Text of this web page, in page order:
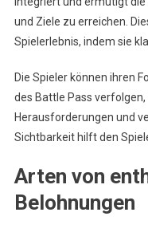
und Ziele zu erreichen.
Spielerlebnis, indem sie
Die Spieler können ihren
des Battle Pass
Herausforderungen und
Sichtbarkeit hilft den
Arten von
Belohnungen